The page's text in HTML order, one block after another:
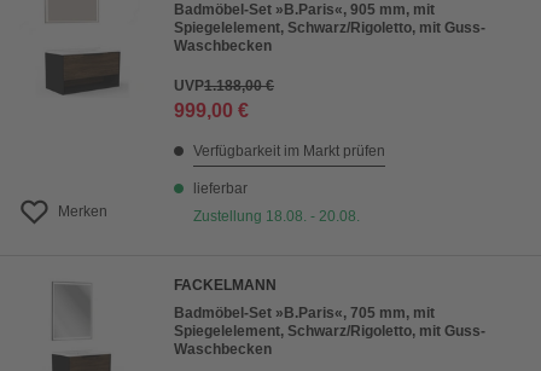
Merken
Badmöbel-Set »B.Paris«, 905 mm, mit
Spiegelelement, Schwarz/Rigoletto, mit Guss-
Waschbecken
UVP1.188,00 €
999,00 €
Verfügbarkeit im Markt prüfen
lieferbar
Zustellung 18.08. - 20.08.
FACKELMANN
Badmöbel-Set »B.Paris«, 705 mm, mit
Spiegelelement, Schwarz/Rigoletto, mit Guss-
Waschbecken